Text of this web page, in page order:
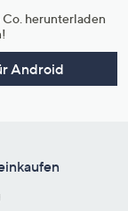
herunterladen
Android